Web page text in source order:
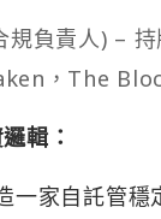
負責人) – 持
，The
輯：
一家自託管穩